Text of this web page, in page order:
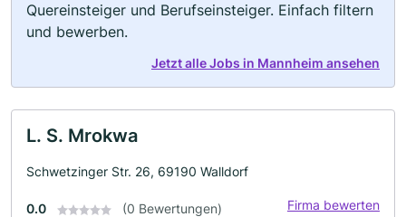
Quereinsteiger und Berufseinsteiger. Einfach filtern
und bewerben.
Jetzt alle Jobs in Mannheim ansehen
L. S. Mrokwa
Schwetzinger Str. 26, 69190 Walldorf
0.0 (0 Bewertungen) Firma bewerten